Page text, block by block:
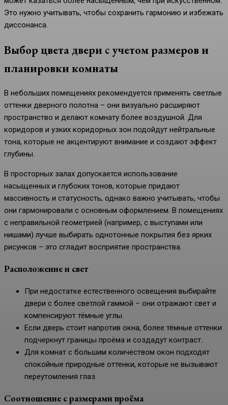
Это нужно учитывать, чтобы сохранить гармонию и избежать
диссонанса.
Выбор цвета двери с учетом размеров и
планировки комнаты
В небольших помещениях рекомендуется применять светлые
оттенки дверного полотна – они визуально расширяют
пространство и делают комнату более воздушной. Для
коридоров и узких коридорных зон подойдут нейтральные
тона, которые не акцентируют внимание и создают эффект
глубины.
В просторных залах допускается использование
насыщенных и глубоких тонов, которые придают
массивность и статусность, однако важно учитывать, чтобы
они гармонировали с основным оформлением. В помещениях
с неправильной геометрией (например, с выступами или
нишами) лучше выбирать однотонные покрытия без ярких
рисунков – это сгладит восприятие пространства.
Расположение и свет
При недостатке естественного освещения выбирайте
двери с более светлой гаммой – они отражают свет и
компенсируют тёмные углы.
Если дверь стоит напротив окна, более тёмные оттенки
подчеркнут границы проёма и создадут контраст.
Для комнат с большим количеством окон подходят
спокойные природные оттенки, которые не вызывают
переутомления глаз.
Соотношение с размерами проёма